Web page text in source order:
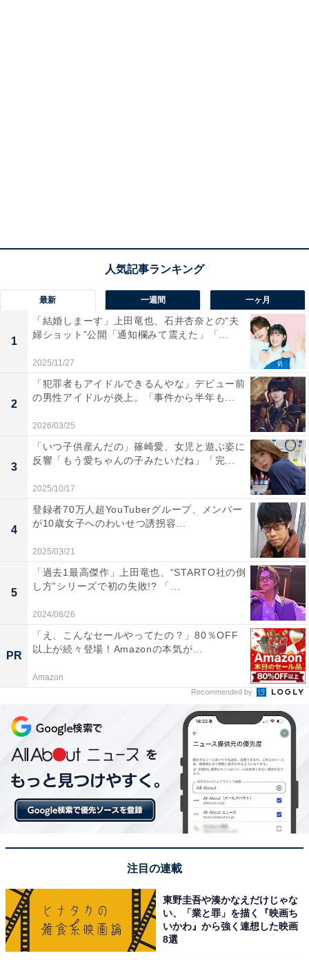
最新 一週間 一ヶ月
1
「結婚しまーす」上田竜也、石井杏奈との“夫
婦ショット”公開「通知欄みて震えた」「...
2025/11/27
2
「犯罪者もアイドルできるんやな」デビュー前
の男性アイドルが炎上。「事件から半年も...
2026/03/25
3
「いつ子供産んだの」篠崎愛、女児と遊ぶ姿に
反響「もう愛ちゃんの子みたいだね」「完...
2025/10/17
4
登録者70万人超YouTuberグループ、メンバー
が10歳女子へのわいせつ誘拐容...
2025/03/21
5
「過去1最高傑作」上田竜也、“STARTO社の倒
し方”シリーズで初の失敗!? 「...
2024/08/26
PR
「え、こんなセールやってたの？」80％OFF
以上が続々登場！Amazonの本気が...
Amazon
Recommended by
注目の連載
東野圭吾や湊かなえだけじゃな
い、「業と罪」を描く『映画ち
いかわ』から強く連想した映画
8選